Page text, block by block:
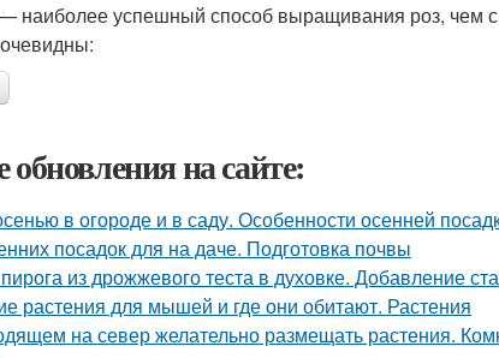
наиболее успешный способ выращивания роз, чем
на сайте:
в огороде и в саду. Особенности осенней
посадок для на даче. Подготовка почвы
из дрожжевого теста в духовке. Добавление
растения для мышей и где они обитают. Растения
на север желательно размещать растения.